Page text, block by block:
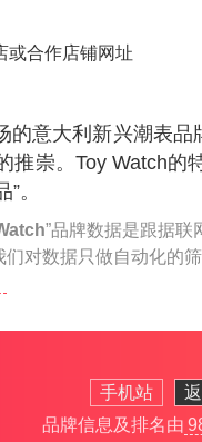
或合作店铺网址
的意大利新兴潮表
推崇。Toy Watch的
。
”品牌数据是跟据联
对数据只做自动化的
手机站
品牌信息及排名由